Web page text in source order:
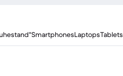
SmartphonesLaptopsTablets